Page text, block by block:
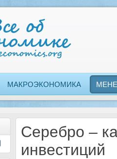
МАКРОЭКОНОМИКА
Серебро –
инвестиций